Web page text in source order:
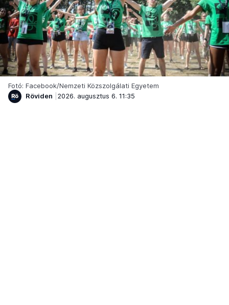
Fotó: Facebook/Nemzeti Közszolgálati Egyetem
Röviden
2026. augusztus 6. 11:35